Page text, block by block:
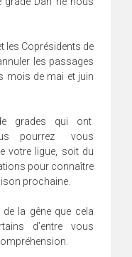
les Coprésidents de
les passages
mois de mai et juin
grades qui ont
pourrez vous
votre ligue, soit du
pour connaître
prochaine.
la gêne que cela
d’entre vous